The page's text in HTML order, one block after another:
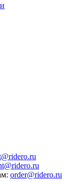
: order@ridero.ru